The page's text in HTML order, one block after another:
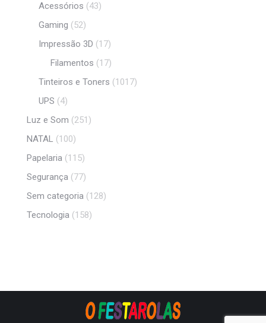
Acessórios (43)
Gaming (52)
Impressão 3D (17)
Filamentos (17)
Tinteiros e Toners (1017)
UPS (4)
Luz e Som (251)
NATAL (100)
Papelaria (115)
Segurança (77)
Sem categoria (128)
Tecnologia (158)